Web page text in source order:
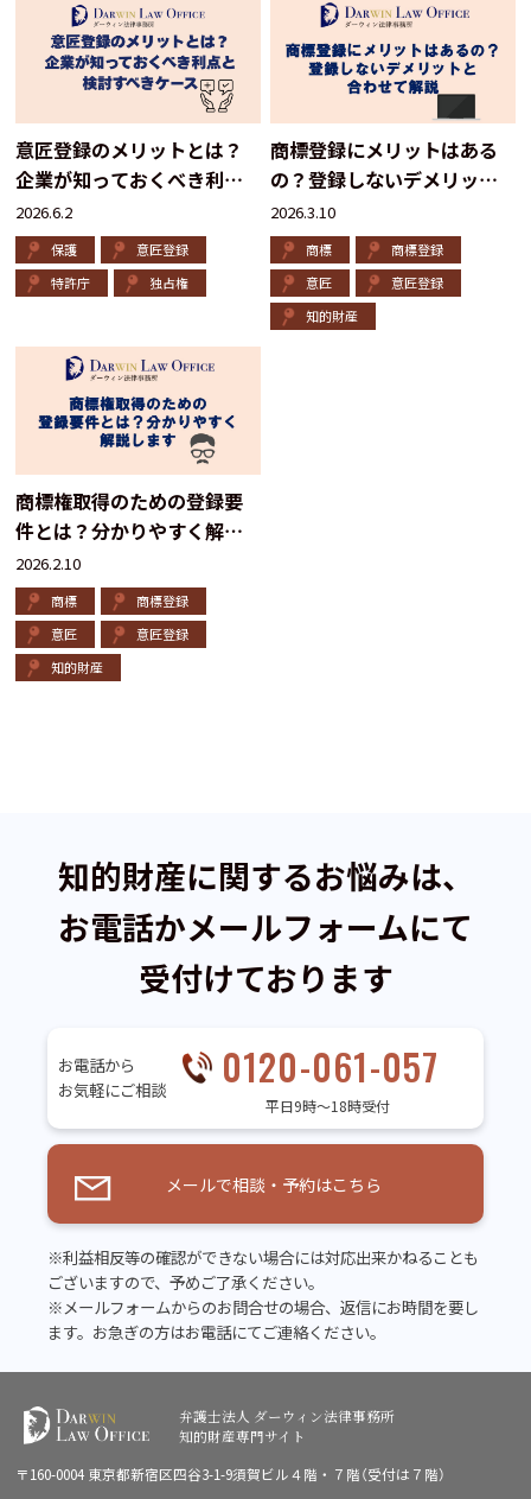
意匠登録のメリットとは？
企業が知っておくべき利点
と検討すべきケース
2026.6.2
保護
意匠登録
特許庁
独占権
商標登録にメリットはある
の？登録しないデメリット
と合わせて解説
2026.3.10
商標
商標登録
意匠
意匠登録
知的財産
商標権取得のための登録要
件とは？分かりやすく解説
します
2026.2.10
商標
商標登録
意匠
意匠登録
知的財産
知的財産に関するお悩みは、
お電話かメールフォームにて
受付けております
お電話から
お気軽にご相談
0120-061-057
平日9時～18時受付
メールで相談・予約はこちら
※利益相反等の確認ができない場合には対応出来かねることも
ございますので、予めご了承ください。
※メールフォームからのお問合せの場合、返信にお時間を要し
ます。お急ぎの方はお電話にてご連絡ください。
弁護士法人 ダーウィン法律事務所
知的財産専門サイト
〒160-0004 東京都新宿区四谷3-1-9須賀ビル４階・７階（受付は７階）